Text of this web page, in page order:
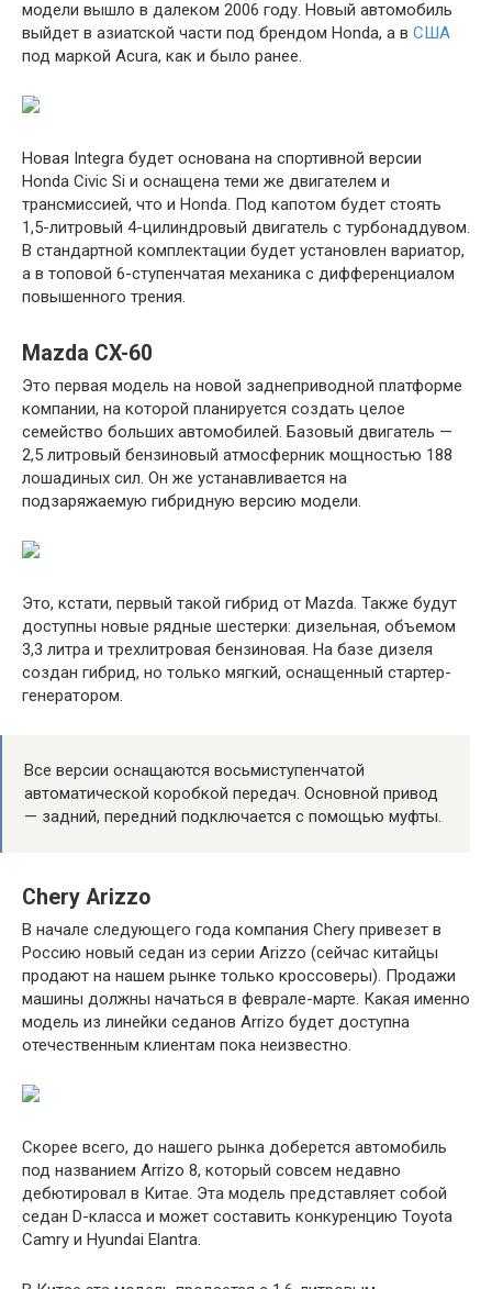
модели вышло в далеком 2006 году. Новый автомобиль
выйдет в азиатской части под брендом Honda, а в США
под маркой Acura, как и было ранее.
Новая Integra будет основана на спортивной версии
Honda Civic Si и оснащена теми же двигателем и
трансмиссией, что и Honda. Под капотом будет стоять
1,5-литровый 4-цилиндровый двигатель с турбонаддувом.
В стандартной комплектации будет установлен вариатор,
а в топовой 6-ступенчатая механика с дифференциалом
повышенного трения.
Mazda CX-60
Это первая модель на новой заднеприводной платформе
компании, на которой планируется создать целое
семейство больших автомобилей. Базовый двигатель —
2,5 литровый бензиновый атмосферник мощностью 188
лошадиных сил. Он же устанавливается на
подзаряжаемую гибридную версию модели.
Это, кстати, первый такой гибрид от Mazda. Также будут
доступны новые рядные шестерки: дизельная, объемом
3,3 литра и трехлитровая бензиновая. На базе дизеля
создан гибрид, но только мягкий, оснащенный стартер-
генератором.
Все версии оснащаются восьмиступенчатой
автоматической коробкой передач. Основной привод
— задний, передний подключается с помощью муфты.
Chery Arizzo
В начале следующего года компания Chery привезет в
Россию новый седан из серии Arizzo (сейчас китайцы
продают на нашем рынке только кроссоверы). Продажи
машины должны начаться в феврале-марте. Какая именно
модель из линейки седанов Arrizo будет доступна
отечественным клиентам пока неизвестно.
Скорее всего, до нашего рынка доберется автомобиль
под названием Arrizo 8, который совсем недавно
дебютировал в Китае. Эта модель представляет собой
седан D-класса и может составить конкуренцию Toyota
Camry и Hyundai Elantra.